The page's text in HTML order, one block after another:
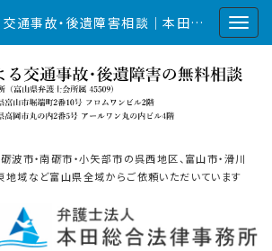
富山の弁護士による交通事故・後遺障害相談｜本田総合法律事務所
波市・南砺市・小矢部市の呉西地区、富山市・滑川
地域など富山県全域からご依頼いただいています